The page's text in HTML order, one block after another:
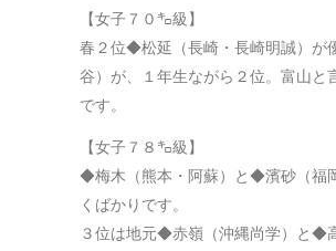
【女子７０㌔級】
春２位◆松延（長崎・長崎明誠）が
谷）が、１年生ながら２位。富山
です。
【女子７８㌔級】
◆梅木（熊本・阿蘇）と◆濱砂（福
くばかりです。
３位は地元◆赤嶺（沖縄尚学）と◆